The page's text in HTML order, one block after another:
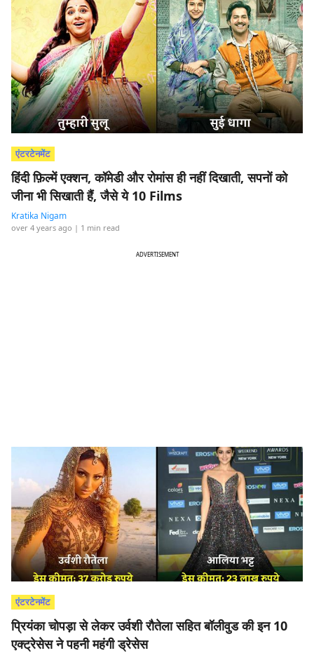
एंटरटेनमेंट
हिंदी फ़िल्में एक्शन, कॉमेडी और रोमांस ही नहीं दिखाती, सपनों को
जीना भी सिखाती हैं, जैसे ये 10 Films
Kratika Nigam
over 4 years ago | 1 min read
ADVERTISEMENT
एंटरटेनमेंट
प्रियंका चोपड़ा से लेकर उर्वशी रौतेला सहित बॉलीवुड की इन 10
एक्ट्रेसेस ने पहनी महंगी ड्रेसेस